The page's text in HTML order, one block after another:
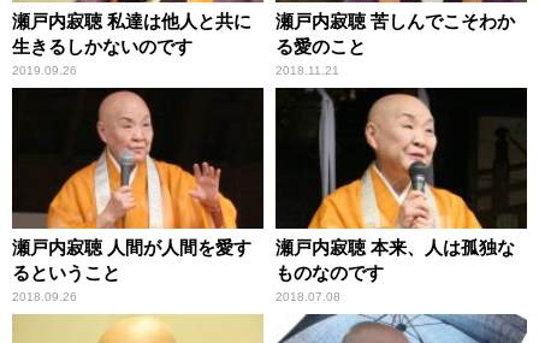
瀬戸内寂聴 私達は他人と共に
生きるしかないのです
2019.09.26
瀬戸内寂聴 苦しんでこそわか
る愛のこと
2018.11.21
瀬戸内寂聴 人間が人間を愛す
るということ
2018.09.26
瀬戸内寂聴 本来、人は孤独な
ものなのです
2018.07.08